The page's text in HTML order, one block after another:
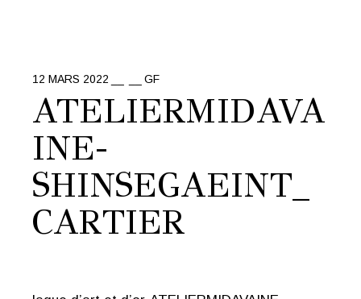
12 MARS 2022 GF
ATELIERMIDAVA
INE-
SHINSEGAEINT_
CARTIER